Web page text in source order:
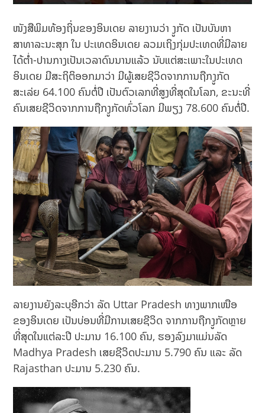
ໜັງສືພິມທ້ອງຖິ່ນຂອງອິນເດຍ ລາຍງານວ່າ ງູກັດ ເປັນບັນຫາ
ສາທາລະນະສຸກ ໃນ ປະເທດອິນເດຍ ລວມເຖິງກຸ່ມປະເທດທີ່ມີລາຍ
ໄດ້ຕໍ່າ-ປານກາງເປັນເວລາດົນນານແລ້ວ ນັບແຕ່ສະເພາະໃນປະເທດ
ອິນເດຍ ມີສະຖິຕິອອກມາວ່າ ມີຜູ້ເສຍຊີວິດຈາກການຖືກງູກັດ
ສະເລ່ຍ 64.100 ຄົນຕໍ່ປີ ເປັນຕົວເລກທີ່ສູງທີ່ສຸດໃນໂລກ, ຂະນະທີ່
ຄົນເສຍຊີວິດຈາກການຖືກງູກັດທົ່ວໂລກ ມີພຽງ 78.600 ຄົນຕໍ່ປີ.
ລາຍງານຍັງລະບຸອີກວ່າ ລັດ Uttar Pradesh ທາງ​ພາກ​ເໜືອ​
ຂອງ​ອິນ​ເດຍ ເປັນ​ບ່ອນ​ທີ່​ມີ​ການ​ເສຍຊີວິດ ຈາກການຖືກງູ​ກັດ​ຫຼາຍ​
ທີ່​ສຸດ​ໃນ​ແຕ່​ລະ​ປີ ປະມານ 16.100 ຄົນ, ຮອງລົງມາແມ່ນລັດ
Madhya Pradesh ເສຍຊີວິດປະມານ 5.790 ຄົນ ແລະ ລັດ
Rajasthan ປະມານ 5.230 ຄົນ.